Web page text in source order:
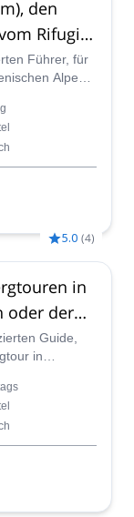
den
Rifugio
Führer, für
Alpen.
5.0 (4)
in
oder der
Guide,
in
Wünschen